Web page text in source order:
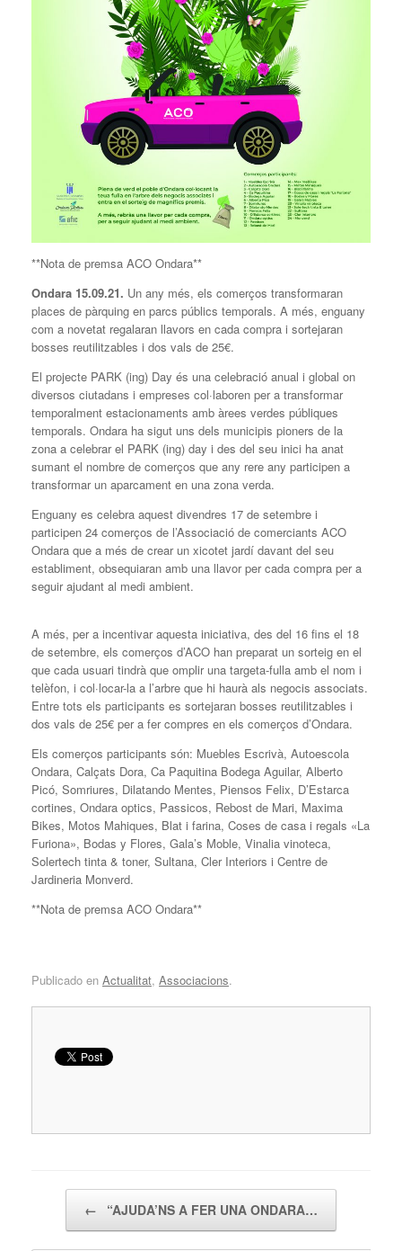
**Nota de premsa ACO Ondara**
Ondara 15.09.21. Un any més, els comerços transformaran
places de pàrquing en parcs públics temporals. A més, enguany
com a novetat regalaran llavors en cada compra i sortejaran
bosses reutilitzables i dos vals de 25€.
El projecte PARK (ing) Day és una celebració anual i global on
diversos ciutadans i empreses col·laboren per a transformar
temporalment estacionaments amb àrees verdes públiques
temporals. Ondara ha sigut uns dels municipis pioners de la
zona a celebrar el PARK (ing) day i des del seu inici ha anat
sumant el nombre de comerços que any rere any participen a
transformar un aparcament en una zona verda.
Enguany es celebra aquest divendres 17 de setembre i
participen 24 comerços de l’Associació de comerciants ACO
Ondara que a més de crear un xicotet jardí davant del seu
establiment, obsequiaran amb una llavor per cada compra per a
seguir ajudant al medi ambient.
A més, per a incentivar aquesta iniciativa, des del 16 fins el 18
de setembre, els comerços d’ACO han preparat un sorteig en el
que cada usuari tindrà que omplir una targeta-fulla amb el nom i
telèfon, i col·locar-la a l’arbre que hi haurà als negocis associats.
Entre tots els participants es sortejaran bosses reutilitzables i
dos vals de 25€ per a fer compres en els comerços d’Ondara.
Els comerços participants són: Muebles Escrivà, Autoescola
Ondara, Calçats Dora, Ca Paquitina Bodega Aguilar, Alberto
Picó, Somriures, Dilatando Mentes, Piensos Felix, D’Estarca
cortines, Ondara optics, Passicos, Rebost de Mari, Maxima
Bikes, Motos Mahiques, Blat i farina, Coses de casa i regals «La
Furiona», Bodas y Flores, Gala’s Moble, Vinalia vinoteca,
Solertech tinta & toner, Sultana, Cler Interiors i Centre de
Jardineria Monverd.
**Nota de premsa ACO Ondara**
Publicado en Actualitat, Associacions.
← “AJUDA’NS A FER UNA ONDARA…